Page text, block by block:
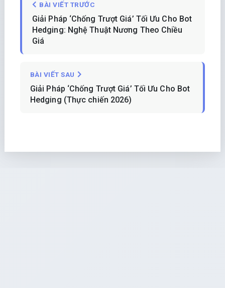
BÀI VIẾT TRƯỚC
Giải Pháp ‘Chống Trượt Giá’ Tối Ưu Cho Bot
Hedging: Nghệ Thuật Nương Theo Chiều
Giá
BÀI VIẾT SAU
Giải Pháp ‘Chống Trượt Giá’ Tối Ưu Cho Bot
Hedging (Thực chiến 2026)